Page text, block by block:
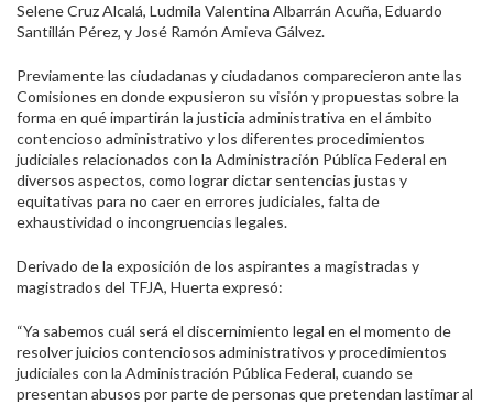
Selene Cruz Alcalá, Ludmila Valentina Albarrán Acuña, Eduardo
Santillán Pérez, y José Ramón Amieva Gálvez.
Previamente las ciudadanas y ciudadanos comparecieron ante las
Comisiones en donde expusieron su visión y propuestas sobre la
forma en qué impartirán la justicia administrativa en el ámbito
contencioso administrativo y los diferentes procedimientos
judiciales relacionados con la Administración Pública Federal en
diversos aspectos, como lograr dictar sentencias justas y
equitativas para no caer en errores judiciales, falta de
exhaustividad o incongruencias legales.
Derivado de la exposición de los aspirantes a magistradas y
magistrados del TFJA, Huerta expresó:
“Ya sabemos cuál será el discernimiento legal en el momento de
resolver juicios contenciosos administrativos y procedimientos
judiciales con la Administración Pública Federal, cuando se
presentan abusos por parte de personas que pretendan lastimar al